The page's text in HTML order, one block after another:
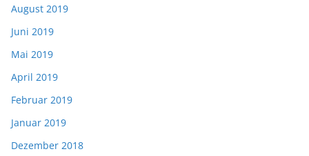
August 2019
Juni 2019
Mai 2019
April 2019
Februar 2019
Januar 2019
Dezember 2018